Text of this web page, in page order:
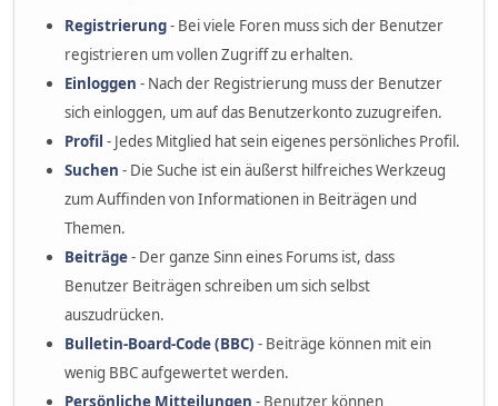
Registrierung- Bei viele Foren muss sich der Benutzer
registrieren um vollen Zugriff zu erhalten.
Einloggen - Nach der Registrierung muss der Benutzer
sich einloggen, um auf das Benutzerkonto zuzugreifen.
Profil - Jedes Mitglied hat sein eigenes persönliches Profil.
Suchen - Die Suche ist ein äußerst hilfreiches Werkzeug
zum Auffinden von Informationen in Beiträgen und
Themen.
Beiträge- Der ganze Sinn eines Forums ist, dass
Benutzer Beiträgen schreiben um sich selbst
auszudrücken.
Bulletin-Board-Code (BBC) - Beiträge können mit ein
wenig BBC aufgewertet werden.
Persönliche Mitteilungen - Benutzer können